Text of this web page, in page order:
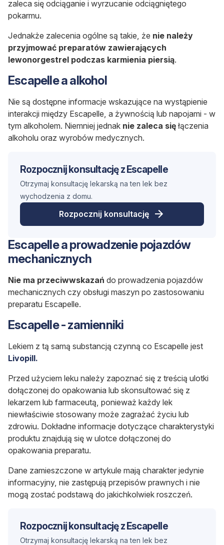
zaleca się odciąganie i wyrzucanie odciągniętego
pokarmu.
Jednakże zalecenia ogólne są takie, że nie należy
przyjmować preparatów zawierających
lewonorgestrel podczas karmienia piersią.
Escapelle a alkohol
Nie są dostępne informacje wskazujące na wystąpienie
interakcji między Escapelle, a żywnością lub napojami - w
tym alkoholem. Niemniej jednak nie zaleca się łączenia
alkoholu oraz wyrobów medycznych.
Rozpocznij konsultację z Escapelle
Otrzymaj konsultację lekarską na ten lek bez
wychodzenia z domu.
Rozpocznij konsultację
Escapelle a prowadzenie pojazdów
mechanicznych
Nie ma przeciwwskazań do prowadzenia pojazdów
mechanicznych czy obsługi maszyn po zastosowaniu
preparatu Escapelle.
Escapelle - zamienniki
Lekiem z tą samą substancją czynną co Escapelle jest
Livopill.
Przed użyciem leku należy zapoznać się z treścią ulotki
dołączonej do opakowania lub skonsultować się z
lekarzem lub farmaceutą, ponieważ każdy lek
niewłaściwie stosowany może zagrażać życiu lub
zdrowiu. Dokładne informacje dotyczące charakterystyki
produktu znajdują się w ulotce dołączonej do
opakowania preparatu.
Dane zamieszczone w artykule mają charakter jedynie
informacyjny, nie zastępują przepisów prawnych i nie
mogą zostać podstawą do jakichkolwiek roszczeń.
Rozpocznij konsultację z Escapelle
Otrzymaj konsultację lekarską na ten lek bez